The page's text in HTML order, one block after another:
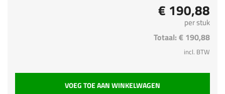
€ 190,88
per stuk
Totaal: € 190,88
incl. BTW
VOEG TOE AAN WINKELWAGEN